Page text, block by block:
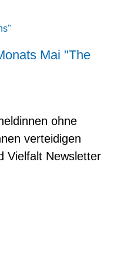
Mai "The
ohne
verteidigen
Vielfalt Newsletter